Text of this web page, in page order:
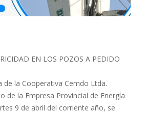
EN LOS POZOS A PEDIDO
de la Cooperativa Cemdo Ltda.
de la Empresa Provincial de Energía
9 de abril del corriente año, se